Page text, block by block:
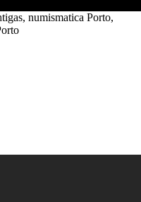
numismatica Porto,